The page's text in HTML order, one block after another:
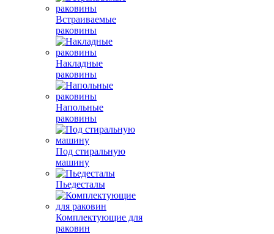
Встраиваемые
раковины
Накладные
раковины
Напольные
раковины
Под стиральную
машину
Пьедесталы
Комплектующие для
раковин